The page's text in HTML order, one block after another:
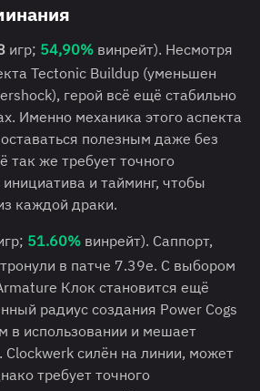
игр; 54,90% винрейт). Несмотря
Tectonic Buildup (уменьшен
герой всё ещё стабильно
Именно механика этого аспекта
полезным даже без
так же требует точного
и тайминг, чтобы
каждой драки.
51.60% винрейт). Саппорт,
в патче 7.39e. С выбором
Клок становится ещё
радиус создания Power Cogs
в использовании и мешает
силён на линии, может
требует точного